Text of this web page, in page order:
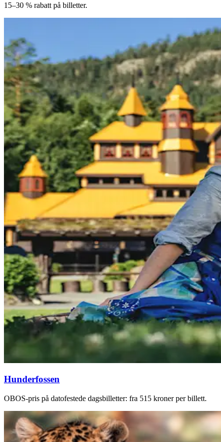
15–30 % rabatt på billetter.
Hunderfossen
OBOS-pris på datofestede dagsbilletter: fra 515 kroner per billett.